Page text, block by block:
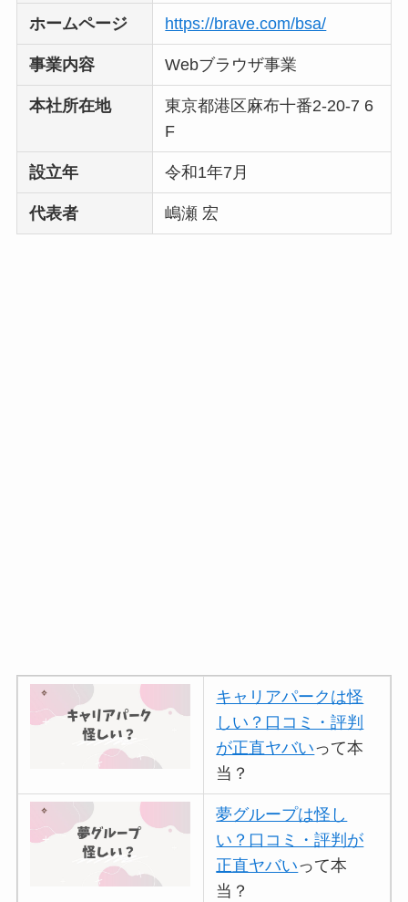
ミ・評判が正直ヤバ
いって本当？
ホームページ https://brave.com/bsa/
事業内容 Webブラウザ事業
本社所在地
東京都港区麻布十番2-20-7 6
F
設立年 令和1年7月
代表者 嶋瀬 宏
キャリアパークは怪
しい？口コミ・評判
が正直ヤバいって本
当？
夢グループは怪し
い？口コミ・評判が
正直ヤバいって本
当？